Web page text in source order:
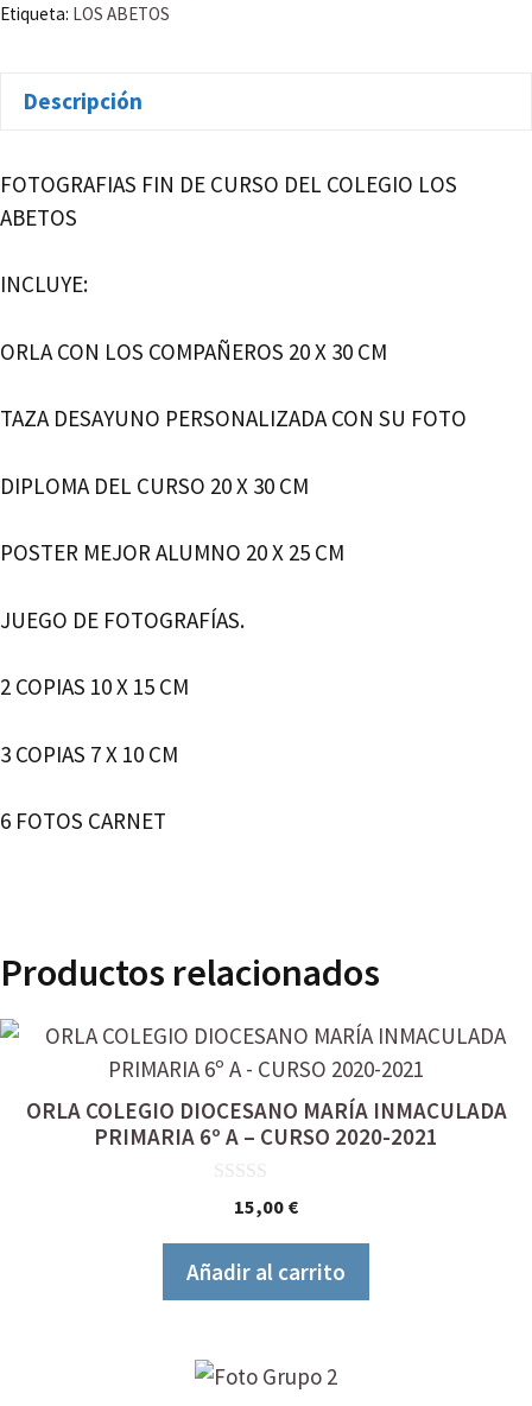
Etiqueta: LOS ABETOS
Descripción
FOTOGRAFIAS FIN DE CURSO DEL COLEGIO LOS
ABETOS
INCLUYE:
ORLA CON LOS COMPAÑEROS 20 X 30 CM
TAZA DESAYUNO PERSONALIZADA CON SU FOTO
DIPLOMA DEL CURSO 20 X 30 CM
POSTER MEJOR ALUMNO 20 X 25 CM
JUEGO DE FOTOGRAFÍAS.
2 COPIAS 10 X 15 CM
3 COPIAS 7 X 10 CM
6 FOTOS CARNET
Productos relacionados
ORLA COLEGIO DIOCESANO MARÍA INMACULADA
PRIMARIA 6º A – CURSO 2020-2021
15,00 €
Añadir al carrito